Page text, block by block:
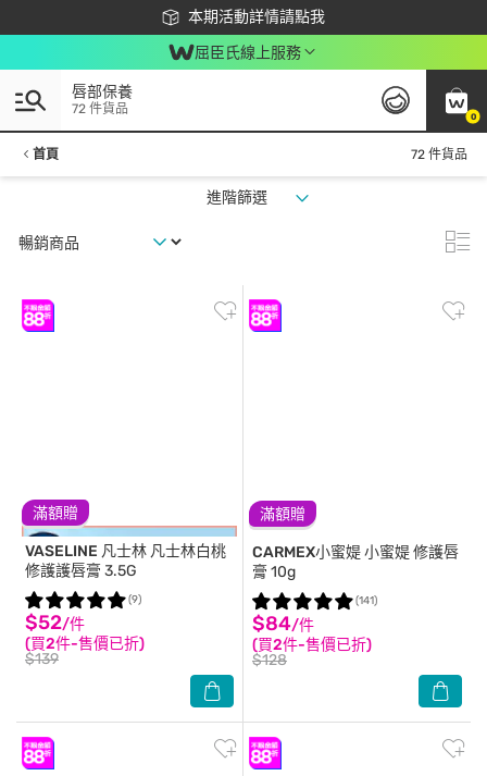
本期活動詳情請點我
下載app最高回饋$350
屈臣氏線上服務
0
唇部保養
72 件貨品
首頁 72 件貨品
進階篩選
滿額贈
VASELINE 凡士林 凡士林白桃
修護護唇膏 3.5G
$52/件
(買2件-售價已折)
$139
(9)
滿額贈
CARMEX小蜜媞小蜜媞 修護唇
膏 10g
$84/件
(買2件-售價已折)
$128
(141)